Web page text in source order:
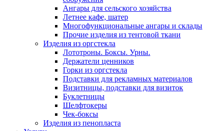
Ангары для сельского хозяйства
Летнее кафе, шатер
Многофункциональные ангары и склады
Прочие изделия из тентовой ткани
Изделия из оргстекла
Лототроны. Боксы. Урны.
Держатели ценников
Горки из оргстекла
Подставки для рекламных материалов
Визитницы, подставки для визиток
Буклетницы
Шелфтокеры
Чек-боксы
Изделия из пенопласта